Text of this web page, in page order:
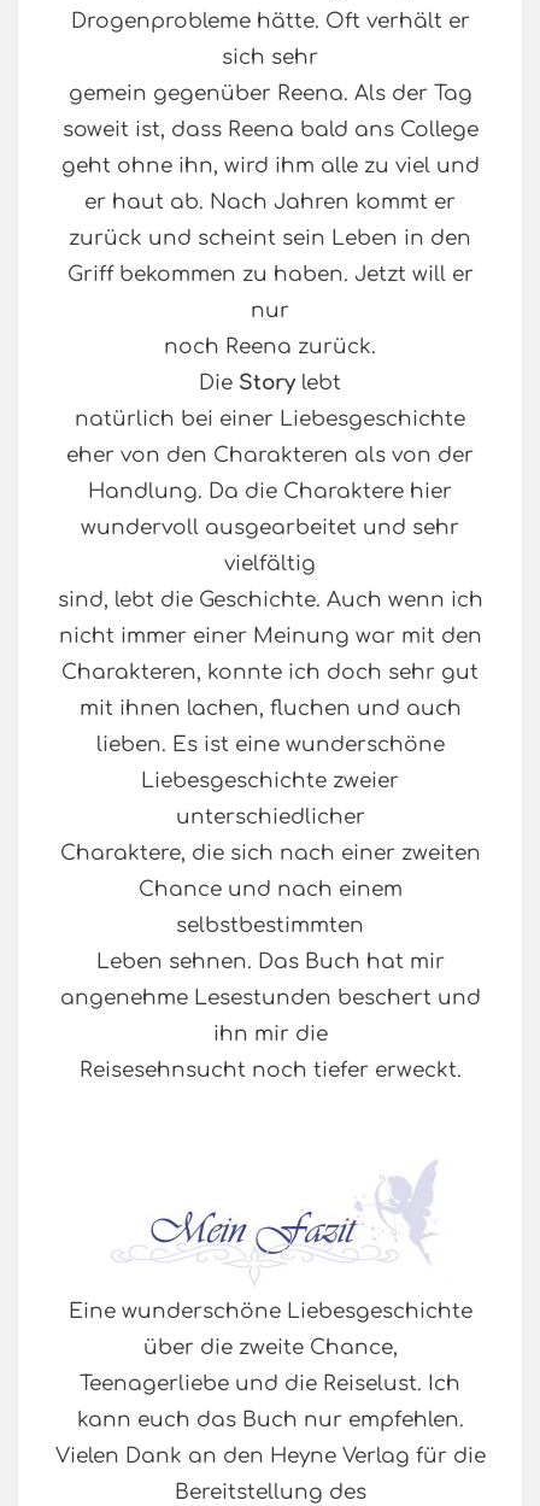
Drogenprobleme hätte. Oft verhält er
sich sehr
gemein gegenüber Reena. Als der Tag
soweit ist, dass Reena bald ans College
geht ohne ihn, wird ihm alle zu viel und
er haut ab. Nach Jahren kommt er
zurück und scheint sein Leben in den
Griff bekommen zu haben. Jetzt will er
nur
noch Reena zurück.
Die Story lebt
natürlich bei einer Liebesgeschichte
eher von den Charakteren als von der
Handlung. Da die Charaktere hier
wundervoll ausgearbeitet und sehr
vielfältig
sind, lebt die Geschichte. Auch wenn ich
nicht immer einer Meinung war mit den
Charakteren, konnte ich doch sehr gut
mit ihnen lachen, fluchen und auch
lieben. Es ist eine wunderschöne
Liebesgeschichte zweier
unterschiedlicher
Charaktere, die sich nach einer zweiten
Chance und nach einem
selbstbestimmten
Leben sehnen. Das Buch hat mir
angenehme Lesestunden beschert und
ihn mir die
Reisesehnsucht noch tiefer erweckt.
Eine wunderschöne Liebesgeschichte
über die zweite Chance,
Teenagerliebe und die Reiselust. Ich
kann euch das Buch nur empfehlen.
Vielen Dank an den Heyne Verlag für die
Bereitstellung des